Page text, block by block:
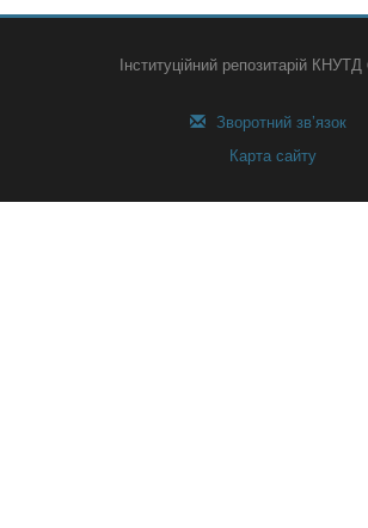
Інституційний репозитарій
Зворотний зв’язок
Карта сайту